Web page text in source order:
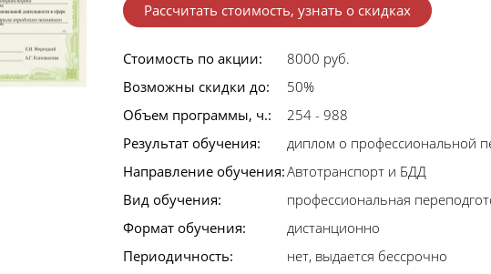
Рассчитать стоимость, узнать о скидках
Стоимость по акции:
8000 руб.
Возможны скидки до:
50%
Объем программы, ч.:
254 - 988
Результат обучения:
диплом о профессиональной
Направление обучения:Автотранспорт и БДД
Вид обучения:
профессиональная
Формат обучения:
дистанционно
Периодичность:
нет, выдается бессрочно